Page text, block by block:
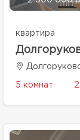
квартира
5 комнат